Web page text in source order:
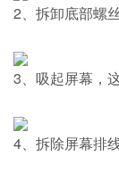
2、拆卸底部螺
3、吸起屏幕，
4、拆除屏幕排